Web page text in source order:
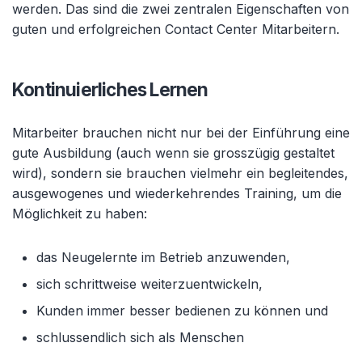
werden. Das sind die zwei zentralen Eigenschaften von
guten und erfolgreichen Contact Center Mitarbeitern.
Kontinuierliches Lernen
Mitarbeiter brauchen nicht nur bei der Einführung eine
gute Ausbildung (auch wenn sie grosszügig gestaltet
wird), sondern sie brauchen vielmehr ein begleitendes,
ausgewogenes und wiederkehrendes Training, um die
Möglichkeit zu haben:
das Neugelernte im Betrieb anzuwenden,
sich schrittweise weiterzuentwickeln,
Kunden immer besser bedienen zu können und
schlussendlich sich als Menschen